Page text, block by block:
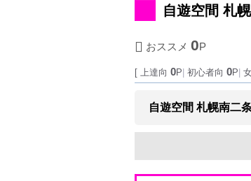
自遊空間 札
おススメ 0P
[ 上達向 0P 初心者向 0P
自遊空間 札幌南二